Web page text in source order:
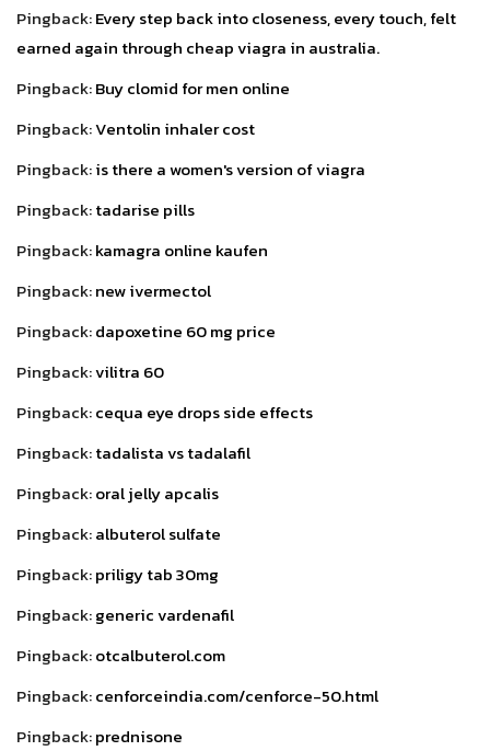
Pingback:Every step back into closeness, every touch, felt
earned again through cheap viagra in australia.
Pingback:Buy clomid for men online
Pingback:Ventolin inhaler cost
Pingback:is there a women's version of viagra
Pingback:tadarise pills
Pingback:kamagra online kaufen
Pingback:new ivermectol
Pingback:dapoxetine 60 mg price
Pingback:vilitra 60
Pingback:cequa eye drops side effects
Pingback:tadalista vs tadalafil
Pingback:oral jelly apcalis
Pingback:albuterol sulfate
Pingback:priligy tab 30mg
Pingback:generic vardenafil
Pingback:otcalbuterol.com
Pingback:cenforceindia.com/cenforce-50.html
Pingback:prednisone